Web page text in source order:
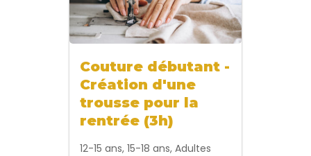
Couture débutant -
Création d'une
trousse pour la
rentrée (3h)
12-15 ans, 15-18 ans, Adultes